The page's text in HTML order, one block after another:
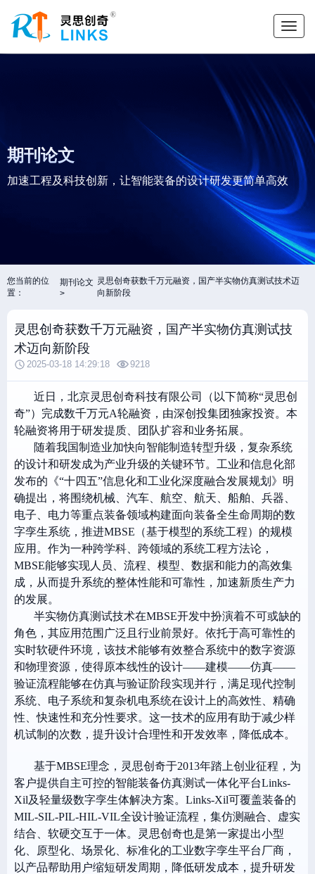
期刊论文
加速工程及科技创新，让智能装备的设计研发更简单高效
您当前的位
置：
期刊论文 灵思创奇获数千万元融资，国产半实物仿真测试技术迈
向新阶段
灵思创奇获数千万元融资，国产半实物仿真测试技
术迈向新阶段
2025-03-18 14:29:18 9218
近日，北京灵思创奇科技有限公司（以下简称“灵思创
奇”）完成数千万元A轮融资，由深创投集团独家投资。本
轮融资将用于研发提质、团队扩容和业务拓展。
随着我国制造业加快向智能制造转型升级，复杂系统
的设计和研发成为产业升级的关键环节。工业和信息化部
发布的《“十四五”信息化和工业化深度融合发展规划》明
确提出，将围绕机械、汽车、航空、航天、船舶、兵器、
电子、电力等重点装备领域构建面向装备全生命周期的数
字孪生系统，推进MBSE（基于模型的系统工程）的规模
应用。作为一种跨学科、跨领域的系统工程方法论，
MBSE能够实现人员、流程、模型、数据和能力的高效集
成，从而提升系统的整体性能和可靠性，加速新质生产力
的发展。
半实物仿真测试技术在MBSE开发中扮演着不可或缺的
角色，其应用范围广泛且行业前景好。依托于高可靠性的
实时软硬件环境，该技术能够有效整合系统中的数字资源
和物理资源，使得原本线性的设计——建模——仿真——
验证流程能够在仿真与验证阶段实现并行，满足现代控制
系统、电子系统和复杂机电系统在设计上的高效性、精确
性、快速性和充分性要求。这一技术的应用有助于减少样
机试制的次数，提升设计合理性和开发效率，降低成本。
基于MBSE理念，灵思创奇于2013年踏上创业征程，为
客户提供自主可控的智能装备仿真测试一体化平台Links-
Xil及轻量级数字孪生体解决方案。Links-Xil可覆盖装备的
MIL-SIL-PIL-HIL-VIL全设计验证流程，集仿测融合、虚实
结合、软硬交互于一体。灵思创奇也是第一家提出小型
化、原型化、场景化、标准化的工业数字孪生平台厂商，
以产品帮助用户缩短研发周期，降低研发成本，提升研发